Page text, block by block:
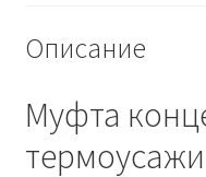
Описание
Муфта